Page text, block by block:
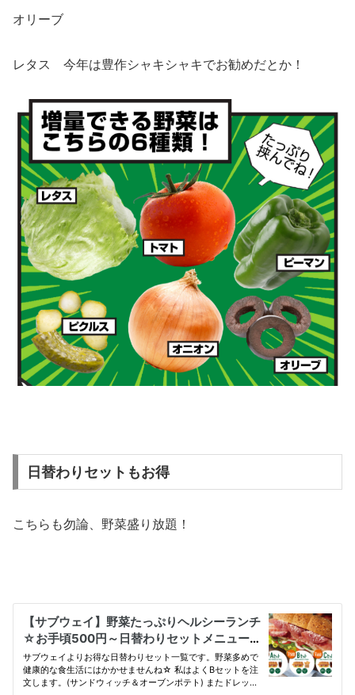
オリーブ
レタス 今年は豊作シャキシャキでお勧めだとか！
日替わりセットもお得
こちらも勿論、野菜盛り放題！